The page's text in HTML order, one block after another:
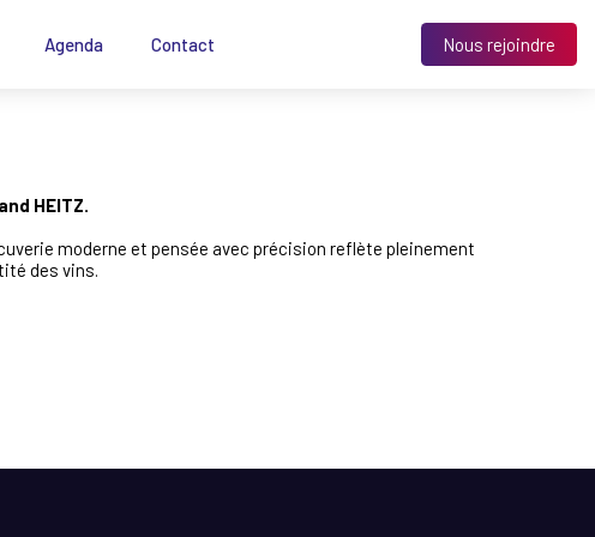
Agenda Contact Nous rejoindre
HEITZ.
moderne et pensée avec précision reflète pleinement
des vins.